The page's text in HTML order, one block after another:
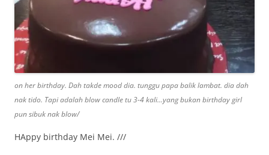
on her birthday. Dah takde mood dia. tunggu papa balik lambat. dia dah
nak tido. Tapi adalah blow candle tu 3-4 kali…yang bukan birthday girl
pun sibuk nak blow/
HAppy birthday Mei Mei. ///